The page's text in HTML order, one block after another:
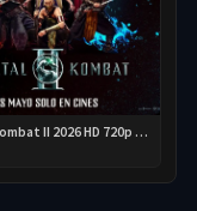
Mortal Kombat II 2026 HD 720p Latino